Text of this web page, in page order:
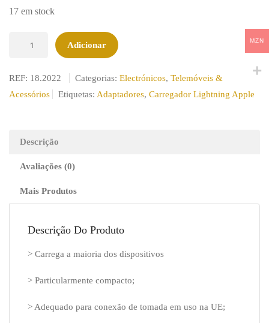
17 em stock
Adicionar
REF: 18.2022 Categorias: Electrónicos, Telemóveis &
Acessórios
Etiquetas: Adaptadores, Carregador Lightning Apple
Descrição
Avaliações (0)
Mais Produtos
Descrição Do Produto
> Carrega a maioria dos dispositivos
> Particularmente compacto;
> Adequado para conexão de tomada em uso na UE;
MZN